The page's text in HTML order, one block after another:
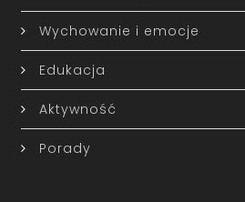
Wychowanie i emocje
Edukacja
Aktywność
Porady